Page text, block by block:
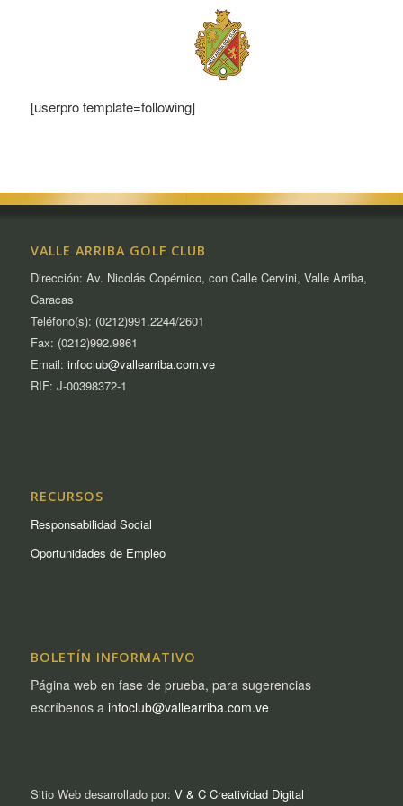
[userpro template=following]
VALLE ARRIBA GOLF CLUB
Dirección: Av. Nicolás Copérnico, con Calle Cervini, Valle Arriba,
Caracas
Teléfono(s): (0212)991.2244/2601
Fax: (0212)992.9861
Email: infoclub@vallearriba.com.ve
RIF: J-00398372-1
RECURSOS
Responsabilidad Social
Oportunidades de Empleo
BOLETÍN INFORMATIVO
Página web en fase de prueba, para sugerencias
escríbenos a infoclub@vallearriba.com.ve
Sitio Web desarrollado por: V & C Creatividad Digital